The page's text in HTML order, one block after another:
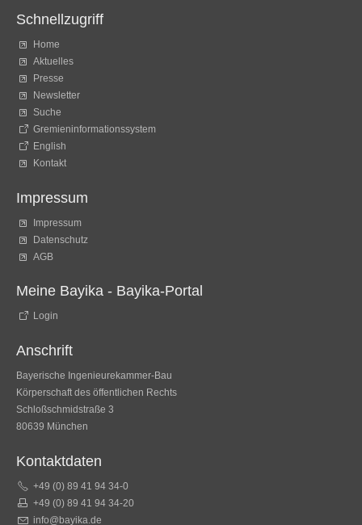
Schnellzugriff
Home
Aktuelles
Presse
Newsletter
Suche
Gremieninformationssystem
English
Kontakt
Impressum
Impressum
Datenschutz
AGB
Meine Bayika - Bayika-Portal
Login
Anschrift
Bayerische Ingenieurekammer-Bau
Körperschaft des öffentlichen Rechts
Schloßschmidstraße 3
80639 München
Kontaktdaten
+49 (0) 89 41 94 34-0
+49 (0) 89 41 94 34-20
info@bayika.de